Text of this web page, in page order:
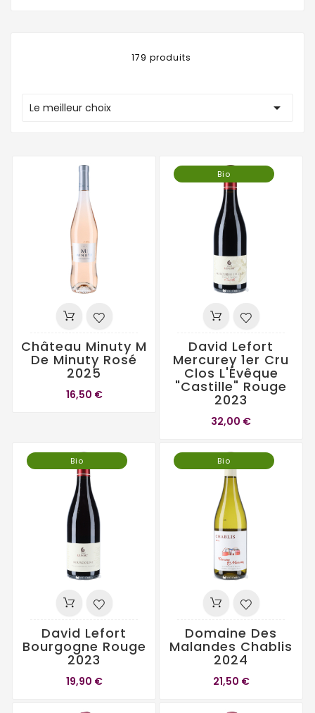
179 produits
Le meilleur choix 
Château Minuty M
De Minuty Rosé
2025
16,50 €
Bio
David Lefort
Mercurey 1er Cru
Clos L'Évêque
"Castille" Rouge
2023
32,00 €
Bio
David Lefort
Bourgogne Rouge
2023
19,90 €
Bio
Domaine Des
Malandes Chablis
2024
21,50 €